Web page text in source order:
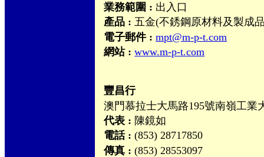
業務範圍 : 出入口
產品 :五金(不銹鋼原材料及製成
電子郵件 :mpt@m-p-t.com
網站 :www.m-p-t.com
豐昌行
澳門慕拉士大馬路195號南嶺工業
代表 : 陳鏡如
電話 :(853) 28717850
傳真 :(853) 28553097